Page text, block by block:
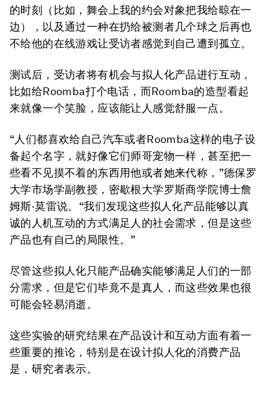
的时刻（比如，舞会上我的约会对象把我给晾在一
边），以及通过一种在扔给被测者几个球之后再也
不给他的在线游戏让受访者感觉到自己遭到孤立。
测试后，受访者将有机会与拟人化产品进行互动，
比如给Roomba打个电话，而Roomba的造型看起
来就像一个笑脸，应该能让人感觉舒服一点。
“人们都喜欢给自己汽车或者Roomba这样的电子设
备起个名字，就好像它们师哥宠物一样，甚至把一
些看不见摸不着的东西用他或者她来代称，”德保罗
大学市场学副教授，密歇根大学罗斯商学院博士詹
姆斯·莫雷说。“我们发现这些拟人化产品能够以真
诚的人机互动的方式满足人的社会需求，但是这些
产品也有自己的局限性。”
尽管这些拟人化只能产品确实能够满足人们的一部
分需求，但是它们毕竟不是真人，而这些效果也很
可能会轻易消逝。
这些实验的研究结果在产品设计和互动方面有着一
些重要的推论，特别是在设计拟人化的消费产品
是，研究者表示。